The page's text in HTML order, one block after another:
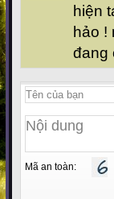
hiện
hảo !
đang
Mã an toàn: